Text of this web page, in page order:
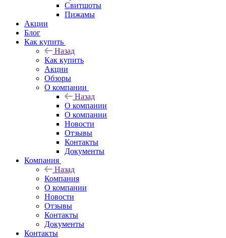
Свитшоты
Пижамы
Акции
Блог
Как купить
Назад
Как купить
Акции
Обзоры
О компании
Назад
О компании
О компании
Новости
Отзывы
Контакты
Документы
Компания
Назад
Компания
О компании
Новости
Отзывы
Контакты
Документы
Контакты